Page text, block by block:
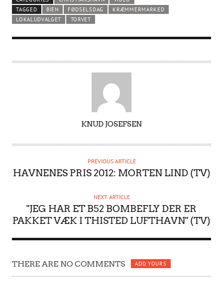
TAGGED
BIEN FØDSELSDAG
KRÆMMERMARKED
LOKALUDVALGET
TORVET
T
O
KNUD JOSEFSEN
PREVIOUS ARTICLE
HAVNENES PRIS 2012: MORTEN LIND (TV)
NEXT ARTICLE
"JEG HAR ET B52 BOMBEFLY DER ER
PAKKET VÆK I THISTED LUFTHAVN" (TV)
THERE ARE NO COMMENTS ADD YOURS